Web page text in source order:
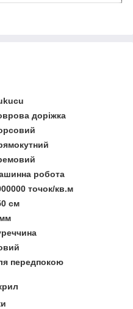
доріжка
робота
точок/кв.м
см
передпокою